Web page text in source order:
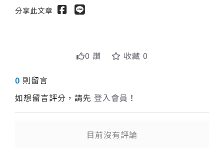
分享此文章
0 讚 收藏 0
0 則留言
如想留言評分，請先 登入會員 ！
目前沒有評論